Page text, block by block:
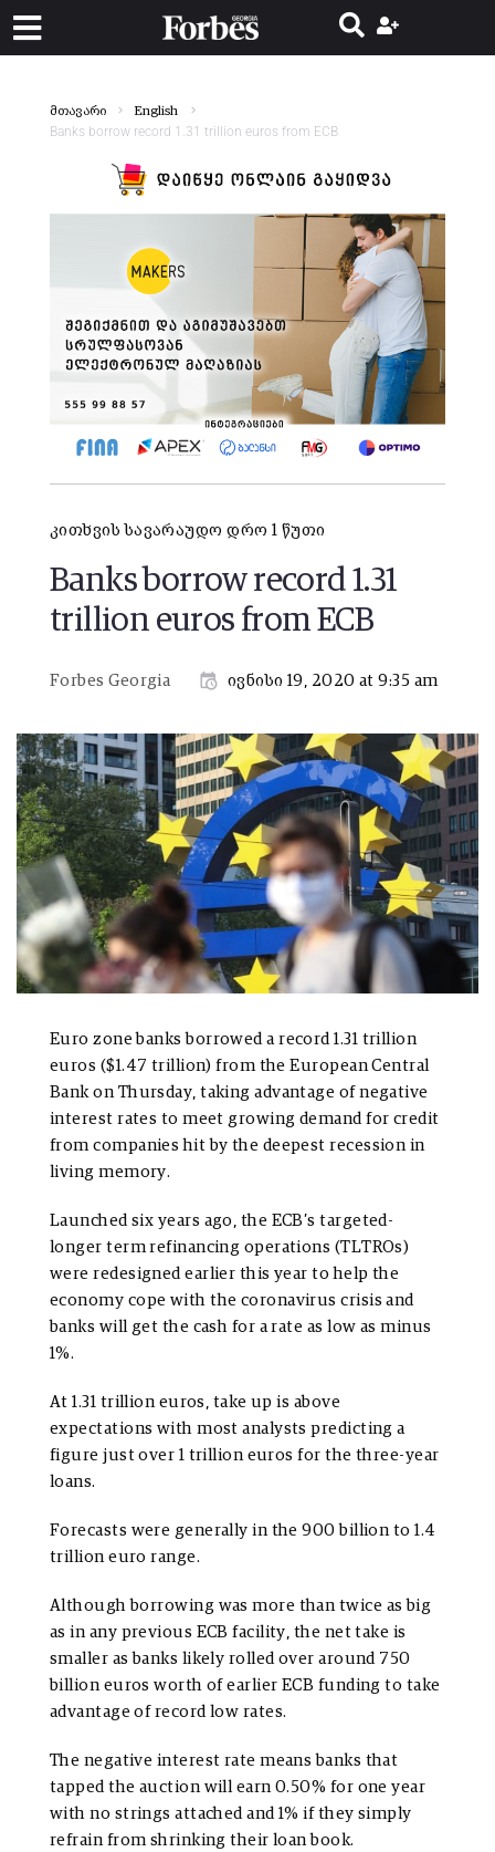
მთავარი English
Banks borrow record 1.31 trillion euros from ECB
კითხვის სავარაუდო დრო 1 წუთი
Banks borrow record 1.31
trillion euros from ECB
Forbes Georgia ივნისი 19, 2020 at 9:35 am
Euro zone banks borrowed a record 1.31 trillion
euros ($1.47 trillion) from the European Central
Bank on Thursday, taking advantage of negative
interest rates to meet growing demand for credit
from companies hit by the deepest recession in
living memory.
Launched six years ago, the ECB’s targeted-
longer term refinancing operations (TLTROs)
were redesigned earlier this year to help the
economy cope with the coronavirus crisis and
banks will get the cash for a rate as low as minus
1%.
At 1.31 trillion euros, take up is above
expectations with most analysts predicting a
figure just over 1 trillion euros for the three-year
loans.
Forecasts were generally in the 900 billion to 1.4
trillion euro range.
Although borrowing was more than twice as big
as in any previous ECB facility, the net take is
smaller as banks likely rolled over around 750
billion euros worth of earlier ECB funding to take
advantage of record low rates.
The negative interest rate means banks that
tapped the auction will earn 0.50% for one year
with no strings attached and 1% if they simply
refrain from shrinking their loan book.